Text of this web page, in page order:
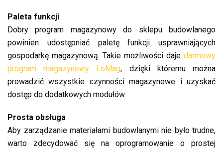
Paleta funkcji
Dobry program magazynowy do sklepu budowlanego
powinien udostępniać paletę funkcji usprawniających
gospodarkę magazynową. Takie możliwości daje darmowy
program magazynowy LoMag, dzięki któremu można
prowadzić wszystkie czynności magazynowe i uzyskać
dostęp do dodatkowych modułów.
Prosta obsługa
Aby zarządzanie materiałami budowlanymi nie było trudne,
warto zdecydować się na oprogramowanie o prostej